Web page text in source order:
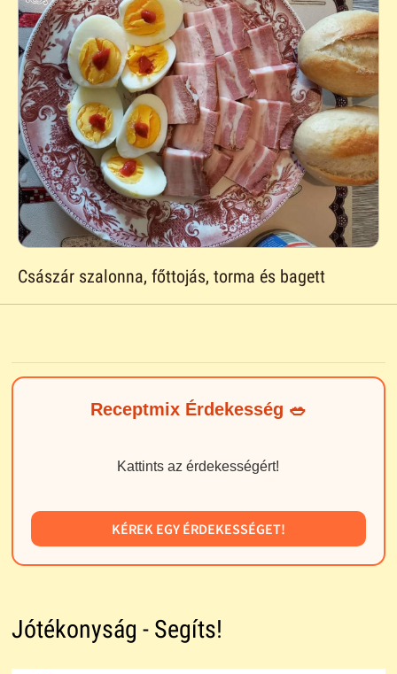
Császár szalonna, főttojás, torma és bagett
Receptmix Érdekesség 🥗
Kattints az érdekességért!
KÉREK EGY ÉRDEKESSÉGET!
Jótékonyság - Segíts!